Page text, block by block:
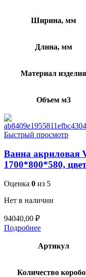
Ширина, мм
Длина, мм
Материал изделия
Объем м3
Быстрый просмотр
Ванна акриловая
1700*800*580,
Оценка 0 из 5
Нет в наличии
94040,00 ₽
Подробнее
Артикул
Количество